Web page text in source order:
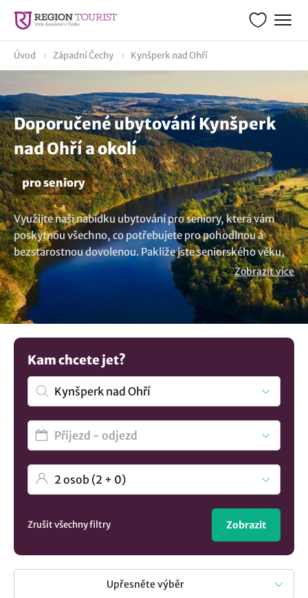
Úvod Západní Čechy Kynšperk nad Ohří
Doporučené ubytování Kynšperk
nad Ohří a okolí
pro seniory
Využijte naši nabídku ubytování pro seniory, která vám
poskytnou všechno, co potřebujete pro pohodlnou a
bezstarostnou dovolenou. Pakliže jste seniorského věku,
právě vás by mohla zaujmout nabídka ubytování pro hosty
důchodového věku v lokalitě Kynšperk nad Ohří. Tak
neváhejte a objednejte si seniorský pobyt a prozkoumejte
nová místa. Nenašli jste to co hledáte? Prozkoumejte další
tipy naubytování v lokalitě Kynšperk nad Ohří..
Zobrazit více
Kam chcete jet?
Zrušit všechny filtry Zobrazit
Upřesněte výběr